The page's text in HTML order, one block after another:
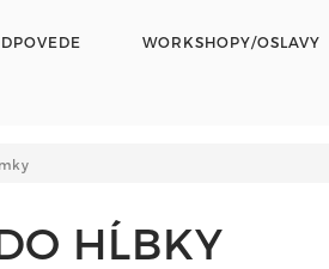
WORKSHOPY/OSLAVY
HĹBKY